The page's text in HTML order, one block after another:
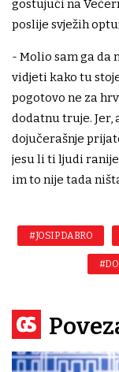
gostujući na
poslije svježih
- Molio sam ga da
vidjeti kako tu
pogotovo ne za
dodatnu truje. Jer,
dojučerašnje
jesu li ti ljudi
im to nije tada
#JOSIP DABRO